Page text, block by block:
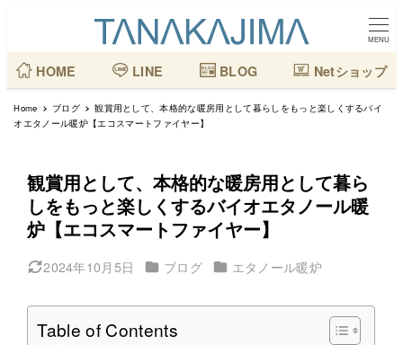
ン
コ
ン
MENU
HOME LINE BLOG Netショップ
Home ブログ
観賞用として、本格的な暖房用として暮らしをもっと楽しくするバイ
オエタノール暖炉【エコスマートファイヤー】
観賞用として、本格的な暖房用として暮ら
しをもっと楽しくするバイオエタノール暖
炉【エコスマートファイヤー】
更新日
2024年10月5日 カテゴリー
ブログ カテゴリー
エタノール暖炉
Table of Contents